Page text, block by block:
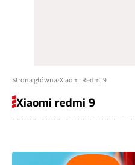
Strona główna Xiaomi Redmi 9
Xiaomi redmi 9